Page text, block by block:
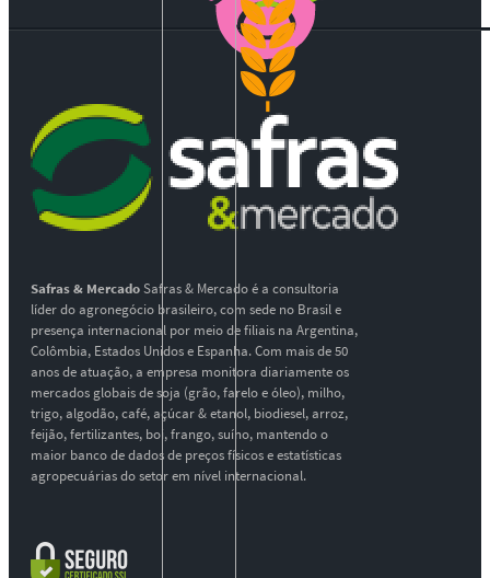
Safras & MercadoSafras & Mercado é a consultoria
líder do agronegócio brasileiro, com sede no Brasil e
presença internacional por meio de filiais na Argentina,
Colômbia, Estados Unidos e Espanha. Com mais de 50
anos de atuação, a empresa monitora diariamente os
mercados globais de soja (grão, farelo e óleo), milho,
trigo, algodão, café, açúcar & etanol, biodiesel, arroz,
feijão, fertilizantes, boi, frango, suíno, mantendo o
maior banco de dados de preços físicos e estatísticas
agropecuárias do setor em nível internacional.